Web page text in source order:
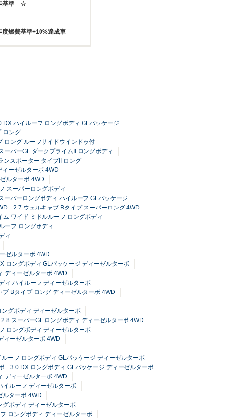
基準 ☆
度燃費基準+10%達成車
DX ハイルーフ ロングボディ GLパッケージ
ロング
ロング ルーフサイドウインドゥ付
ーパーGL ダークプライムII ロングボディ
ンスポーター タイプII ロング
ーゼルターボ 4WD
ルターボ 4WD
スーパーロングボディ
ーパーロングボディ ハイルーフ GLパッケージ
2.7 ウェルキャブ Bタイプ スーパーロング 4WD
ム ワイド ミドルルーフ ロングボディ
ーフ ロングボディ
ィ
ゼルターボ 4WD
ロングボディ GLパッケージ ディーゼルターボ
ディーゼルターボ 4WD
ィ ハイルーフ ディーゼルターボ
ブ Bタイプ ロング ディーゼルターボ 4WD
グボディ ディーゼルターボ
2.8 スーパーGL ロングボディ ディーゼルターボ 4WD
ロングボディ ディーゼルターボ
ィーゼルターボ 4WD
ルーフ ロングボディ GLパッケージ ディーゼルターボ
3.0 DX ロングボディ GLパッケージ ディーゼルターボ
ディーゼルターボ 4WD
イルーフ ディーゼルターボ
ルターボ 4WD
グボディ ディーゼルターボ
ロングボディ ディーゼルターボ